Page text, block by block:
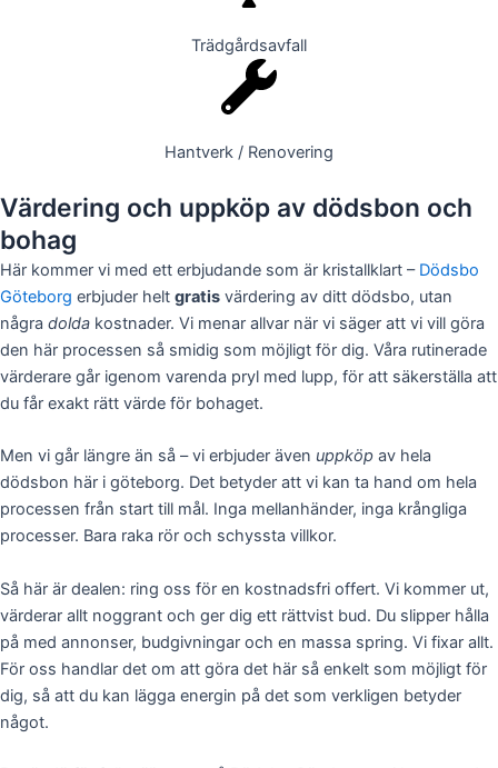
Trädgårdsavfall
Hantverk / Renovering
Värdering och uppköp av dödsbon och
bohag
Här kommer vi med ett erbjudande som är kristallklart – Dödsbo
Göteborg erbjuder helt gratis värdering av ditt dödsbo, utan
några dolda kostnader. Vi menar allvar när vi säger att vi vill göra
den här processen så smidig som möjligt för dig. Våra rutinerade
värderare går igenom varenda pryl med lupp, för att säkerställa att
du får exakt rätt värde för bohaget.
Men vi går längre än så – vi erbjuder även uppköp av hela
dödsbon här i göteborg. Det betyder att vi kan ta hand om hela
processen från start till mål. Inga mellanhänder, inga krångliga
processer. Bara raka rör och schyssta villkor.
Så här är dealen: ring oss för en kostnadsfri offert. Vi kommer ut,
värderar allt noggrant och ger dig ett rättvist bud. Du slipper hålla
på med annonser, budgivningar och en massa spring. Vi fixar allt.
För oss handlar det om att göra det här så enkelt som möjligt för
dig, så att du kan lägga energin på det som verkligen betyder
något.